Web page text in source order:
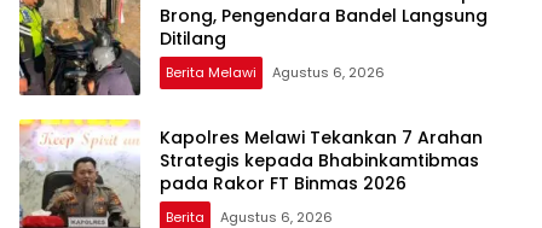
Brong, Pengendara Bandel Langsung
Ditilang
Berita Melawi Agustus 6, 2026
Kapolres Melawi Tekankan 7 Arahan
Strategis kepada Bhabinkamtibmas
pada Rakor FT Binmas 2026
Berita Agustus 6, 2026